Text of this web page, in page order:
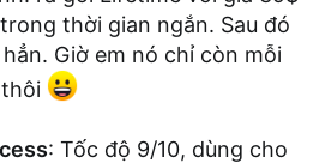
thời gian ngắn. Sau đó
Giờ em nó chỉ còn mỗi
: Tốc độ 9/10, dùng cho